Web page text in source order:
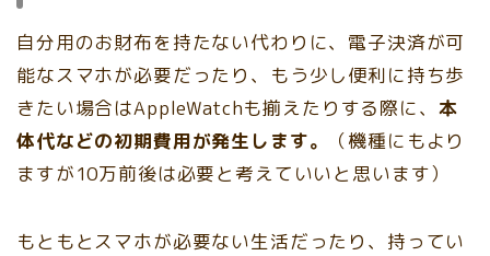
自分用のお財布を持たない代わりに、電子決済が可
能なスマホが必要だったり、もう少し便利に持ち歩
きたい場合はAppleWatchも揃えたりする際に、 本
体代などの初期費用が発生します。
（機種にもより
ますが10万前後は必要と考えていいと思います）
もともとスマホが必要ない生活だったり、持ってい